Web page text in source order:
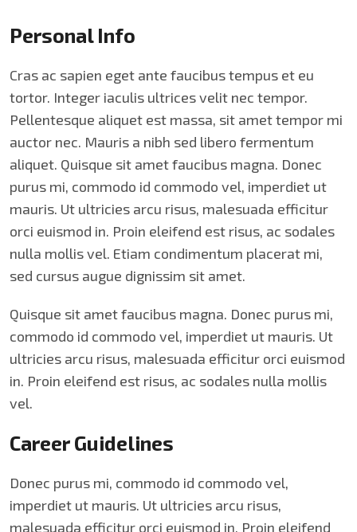
Personal Info
Cras ac sapien eget ante faucibus tempus et eu
tortor. Integer iaculis ultrices velit nec tempor.
Pellentesque aliquet est massa, sit amet tempor mi
auctor nec. Mauris a nibh sed libero fermentum
aliquet. Quisque sit amet faucibus magna. Donec
purus mi, commodo id commodo vel, imperdiet ut
mauris. Ut ultricies arcu risus, malesuada efficitur
orci euismod in. Proin eleifend est risus, ac sodales
nulla mollis vel. Etiam condimentum placerat mi,
sed cursus augue dignissim sit amet.
Quisque sit amet faucibus magna. Donec purus mi,
commodo id commodo vel, imperdiet ut mauris. Ut
ultricies arcu risus, malesuada efficitur orci euismod
in. Proin eleifend est risus, ac sodales nulla mollis
vel.
Career Guidelines
Donec purus mi, commodo id commodo vel,
imperdiet ut mauris. Ut ultricies arcu risus,
malesuada efficitur orci euismod in. Proin eleifend